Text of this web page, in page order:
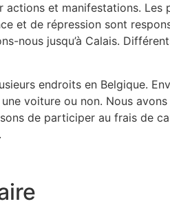
et manifestations.
et de répression sont
nous jusqu’à Calais.
endroits en Belgique.
voiture ou non. Nous
de participer au frais de